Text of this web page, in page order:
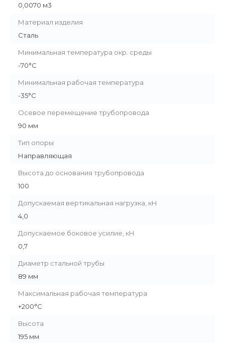
0,0070 м3
Материал изделия
Сталь
Минимальная температура окр. среды
-70°C
Минимальная рабочая температура
-35°C
Осевое перемещение трубопровода
90 мм
Тип опоры
Направляющая
Высота до основания трубопровода
100
Допускаемая вертикальная нагрузка, кН
4,0
Допускаемое боковое усилие, кН
0,7
Диаметр стальной трубы
89 мм
Максимальная рабочая температура
+200°C
Высота
195 мм